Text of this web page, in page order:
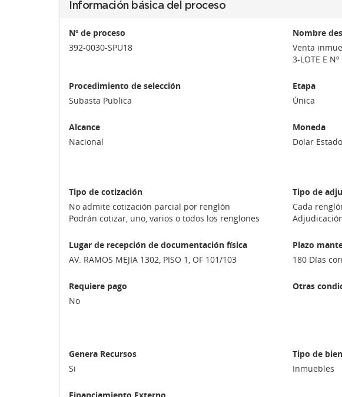
Información básica del proceso
Nº de proceso
392-0030-SPU18
Nombre
Venta
3-LOTE E
Procedimiento de selección
Subasta Publica
Etapa
Única
Alcance
Nacional
Moneda
Dolar
Tipo de cotización
No admite cotización parcial por renglón
Podrán cotizar, uno, varios o todos los renglones
Tipo de
Cada
Lugar de recepción de documentación física
AV. RAMOS MEJIA 1302, PISO 1, OF 101/103
Plazo
180 Días
Requiere pago
No
Otras
Genera Recursos
Si
Tipo de
Inmuebles